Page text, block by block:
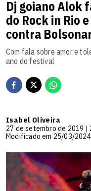
Dj goiano Alok
do Rock in Rio
contra
Com fala sobre amor e
ano do festival
Isabel Oliveira
27 de setembro de 2019 |
Modificado em 25/03/